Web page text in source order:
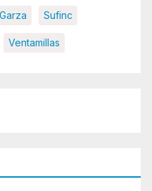
Sufinc
Ventamillas